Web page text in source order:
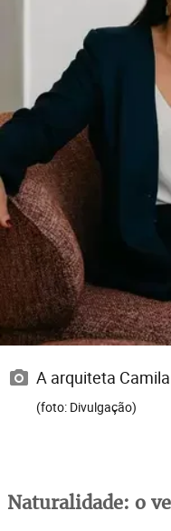
A arquiteta
(foto: Divulgação)
Naturalidade: o